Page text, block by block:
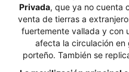
Privada, que ya no cuenta
venta de tierras a
fuertemente vallada y con
afecta la circulación
porteño. También se